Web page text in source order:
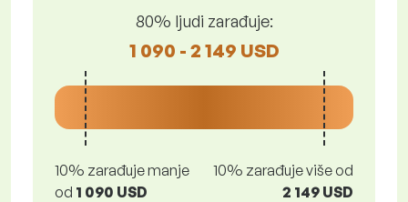
80% ljudi zarađuje:
1 090 - 2 149 USD
10% zarađuje manje
od 1 090 USD
10% zarađuje više od
2 149 USD